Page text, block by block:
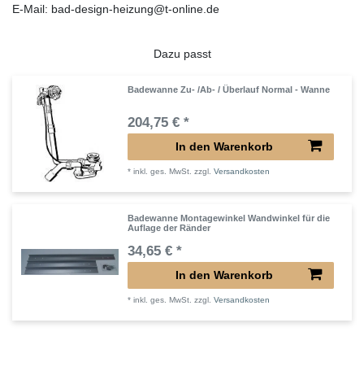
E-Mail: bad-design-heizung@t-online.de
Dazu passt
Badewanne Zu- /Ab- / Überlauf Normal - Wanne
204,75 € *
In den Warenkorb
*inkl. ges. MwSt. zzgl.Versandkosten
Badewanne Montagewinkel Wandwinkel für die
Auflage der Ränder
34,65 € *
In den Warenkorb
*inkl. ges. MwSt. zzgl.Versandkosten